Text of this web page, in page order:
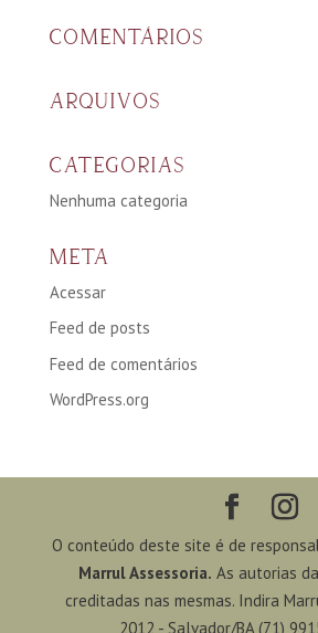
COMENTÁRIOS
ARQUIVOS
CATEGORIAS
Nenhuma categoria
META
Acessar
Feed de posts
Feed de comentários
WordPress.org
O conteúdo deste site é de
Marrul Assessoria. As autorias
creditadas nas mesmas. Indira
2012 - Salvador/BA (71)